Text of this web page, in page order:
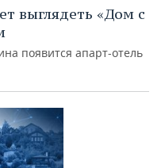
выглядеть «Дом с
появится апарт-отель